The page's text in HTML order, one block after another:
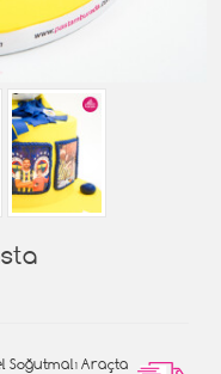
Soğutmalı Araçta